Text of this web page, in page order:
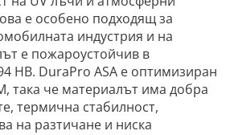
е особено подходящ за
индустрия и на
е пожароустойчив в
HB. DuraPro ASA е оптимизиран
така че материалът има добра
термична стабилност,
на разтичане и ниска